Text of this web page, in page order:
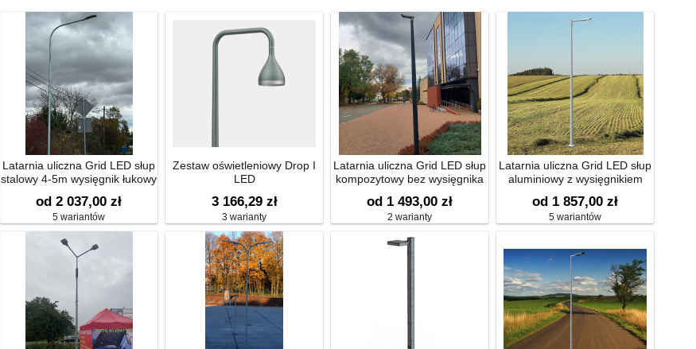
Latarnia uliczna Grid LED słup
stalowy 4-5m wysięgnik łukowy
od 2 037,00 zł
5 wariantów
Zestaw oświetleniowy Drop I
LED
3 166,29 zł
3 warianty
Latarnia uliczna Grid LED słup
kompozytowy bez wysięgnika
od 1 493,00 zł
2 warianty
Latarnia uliczna Grid LED słup
aluminiowy z wysięgnikiem
od 1 857,00 zł
5 wariantów